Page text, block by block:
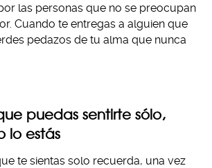
las personas que no se preocupan
Cuando te entregas a alguien que
pedazos de tu alma que nunca
puedas sentirte sólo,
lo estás
te sientas solo recuerda, una vez